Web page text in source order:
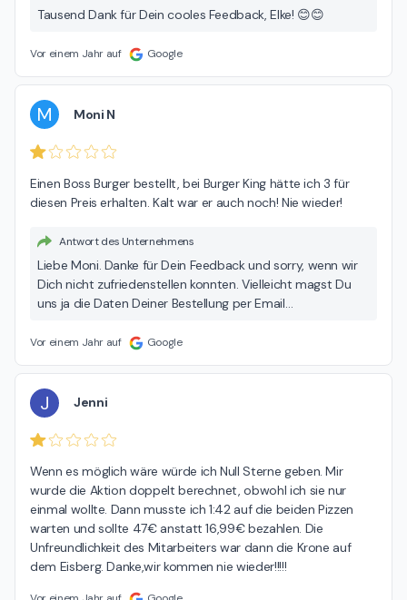
Tausend Dank für Dein cooles Feedback, Elke! 😊😊
Vor einem Jahr auf Google
M Moni N
Einen Boss Burger bestellt, bei Burger King hätte ich 3 für
diesen Preis erhalten. Kalt war er auch noch! Nie wieder!
Antwort des Unternehmens
Liebe Moni. Danke für Dein Feedback und sorry, wenn wir
Dich nicht zufriedenstellen konnten. Vielleicht magst Du
uns ja die Daten Deiner Bestellung per Email
das gerne genauer anschauen. Danke vorab!
Vor einem Jahr auf Google
J Jenni
Wenn es möglich wäre würde ich Null Sterne geben. Mir
wurde die Aktion doppelt berechnet, obwohl ich sie nur
einmal wollte. Dann musste ich 1:42 auf die beiden Pizzen
warten und sollte 47€ anstatt 16,99€ bezahlen. Die
Unfreundlichkeit des Mitarbeiters war dann die Krone auf
dem Eisberg. Danke,wir kommen nie wieder!!!!!